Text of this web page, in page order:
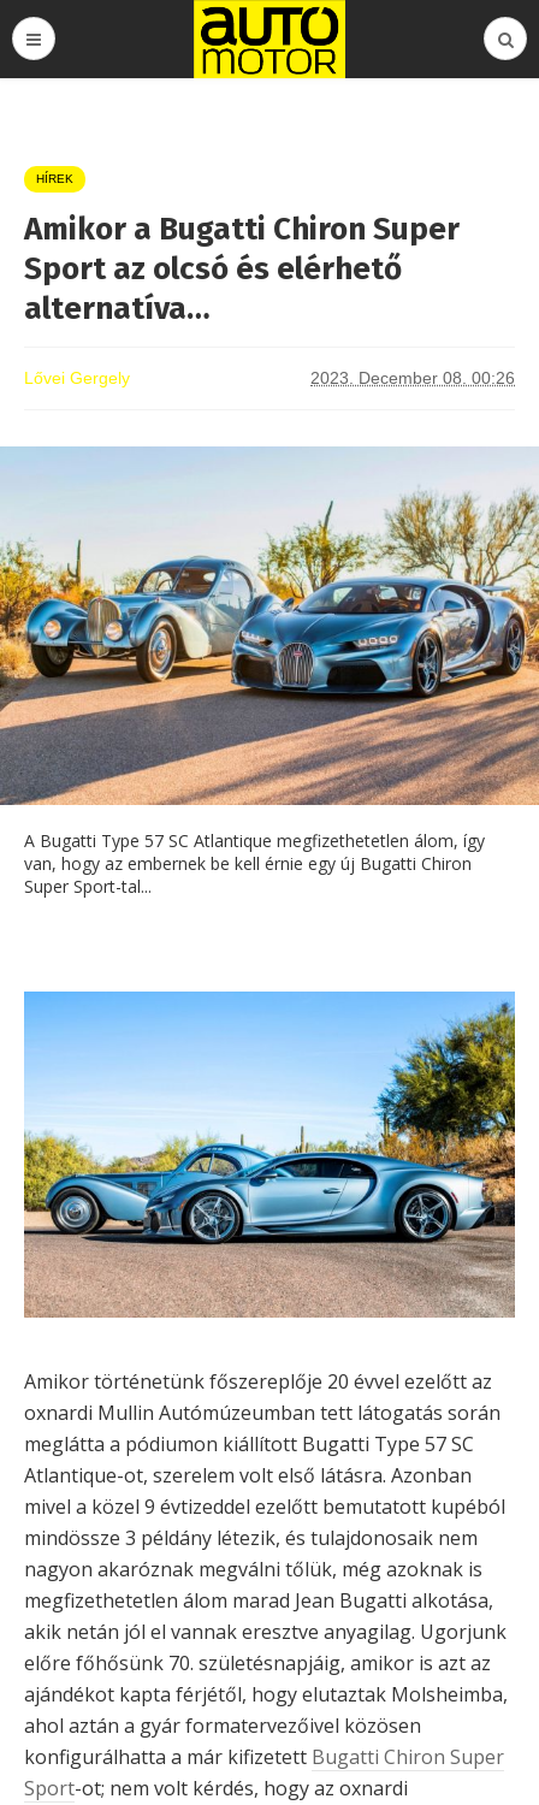
HÍREK
Amikor a Bugatti Chiron Super
Sport az olcsó és elérhető
alternatíva…
Lővei Gergely 2023. December 08. 00:26
A Bugatti Type 57 SC Atlantique megfizethetetlen álom, így
van, hogy az embernek be kell érnie egy új Bugatti Chiron
Super Sport-tal...
Amikor történetünk főszereplője 20 évvel ezelőtt az
oxnardi Mullin Autómúzeumban tett látogatás során
meglátta a pódiumon kiállított Bugatti Type 57 SC
Atlantique-ot, szerelem volt első látásra. Azonban
mivel a közel 9 évtizeddel ezelőtt bemutatott kupéból
mindössze 3 példány létezik, és tulajdonosaik nem
nagyon akaróznak megválni tőlük, még azoknak is
megfizethetetlen álom marad Jean Bugatti alkotása,
akik netán jól el vannak eresztve anyagilag. Ugorjunk
előre főhősünk 70. születésnapjáig, amikor is azt az
ajándékot kapta férjétől, hogy elutaztak Molsheimba,
ahol aztán a gyár formatervezőivel közösen
konfigurálhatta a már kifizetett Bugatti Chiron Super
Sport-ot; nem volt kérdés, hogy az oxnardi